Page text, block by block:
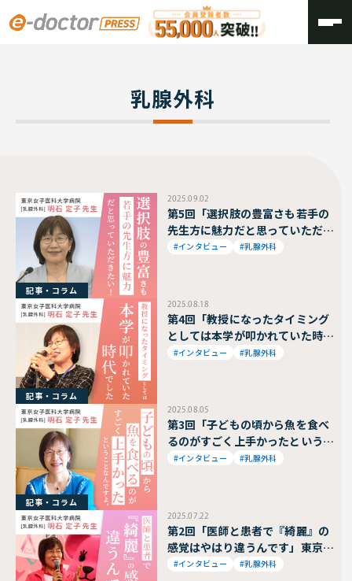
TOP
乳腺外科
2025.09.02
第5回「選択肢の豊富さも若手の
先生方に魅力だと思っていただき
たい！」東京女子医科大学病院
#インタビュー #乳腺外科
記事・コラム
2025.08.18
第4回「教授になったタイミング
としては本学が叩かれていた時代
でした」東京女子医科大学病院
#インタビュー #乳腺外科
記事・コラム
2025.08.05
第3回「子どもの頃から魚を食べ
るのがすごく上手かったというこ
となんですよ。」東京女子医科大
#インタビュー #乳腺外科
記事・コラム
2025.07.22
第2回「医師と患者で『綺麗』の
感覚はやはり違うんです」東京女
子医科大学病院 乳腺外科 明石
#インタビュー #乳腺外科